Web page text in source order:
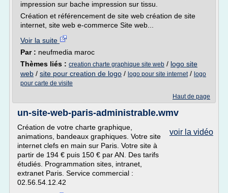
impression sur bache impression sur tissu.
Création et référencement de site web création de site
internet, site web e-commerce Site web...
Voir la suite
Par : neufmedia maroc
Thèmes liés : creation charte graphique site web / logo site
web / site pour creation de logo / logo pour site internet/ logo
pour carte de visite
Haut de page
un-site-web-paris-administrable.wmv
voir la vidéo
Création de votre charte graphique,
animations, bandeaux graphiques. Votre site
internet clefs en main sur Paris. Votre site à
partir de 194 € puis 150 € par AN. Des tarifs
étudiés. Programmation sites, intranet,
extranet Paris. Service commercial :
02.56.54.12.42